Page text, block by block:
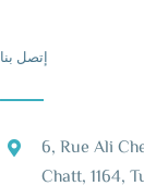
إتصل بنا
6, Rue Ali
Chatt, 1164,